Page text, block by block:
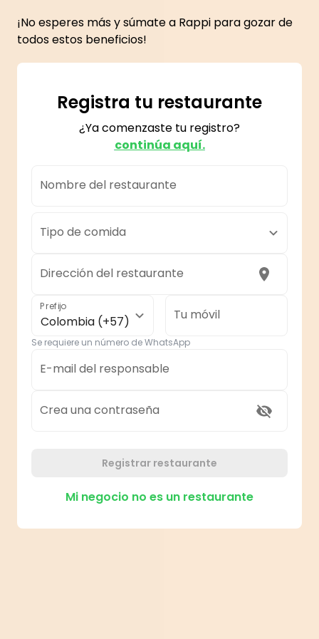
¡No esperes más y súmate a Rappi para gozar de
todos estos beneficios!
Registra tu restaurante
¿Ya comenzaste tu registro?
continúa aquí.
Nombre del restaurante
Tipo de comida
Dirección del restaurante
Prefijo
Colombia (+57) Tu móvil
Se requiere un número de WhatsApp
E-mail del responsable
Crea una contraseña
Registrar restaurante
Mi negocio no es un restaurante